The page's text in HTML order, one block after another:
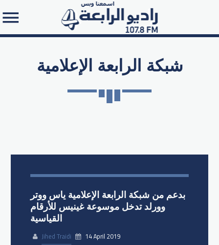
شبكة الرابعة الإعلامية
بدعم من شبكة الرابعة الإعلامية ياس ووتر
وورلد تدخل موسوعة غينيس للأرقام
القياسية
Jihed Traidi
14 April 2019